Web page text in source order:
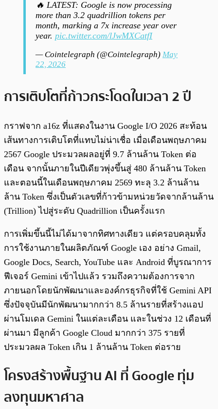
🔥 LATEST: Google is now processing
more than 3.2 quadrillion tokens per
month, marking a 7x increase year over
year. pic.twitter.com/lJwMXCatfI
— Cointelegraph (@Cointelegraph) May
22, 2026
การเติบโตที่ก้าวกระโดดในเวลา 2 ปี
กราฟจาก a16z ที่แสดงในงาน Google I/O 2026 สะท้อน
เส้นทางการเติบโตที่แทบไม่น่าเชื่อ เมื่อเดือนพฤษภาคม
2567 Google ประมวลผลอยู่ที่ 9.7 ล้านล้าน Token ต่อ
เดือน จากนั้นภายในปีเดียวพุ่งขึ้นสู่ 480 ล้านล้าน Token
และตอนนี้ในเดือนพฤษภาคม 2569 ทะลุ 3.2 ล้านล้าน
ล้าน Token ซึ่งเป็นตัวเลขที่ก้าวข้ามหน่วยวัดจากล้านล้าน
(Trillion) ไปสู่ระดับ Quadrillion เป็นครั้งแรก
การเพิ่มขึ้นนี้ไม่ได้มาจากทิศทางเดียว แต่ครอบคลุมทั้ง
การใช้งานภายในผลิตภัณฑ์ Google เอง อย่าง Gmail,
Google Docs, Search, YouTube และ Android ที่บูรณาการ
ฟีเจอร์ Gemini เข้าไปแล้ว รวมถึงความต้องการจาก
ภายนอกโดยนักพัฒนาและองค์กรธุรกิจที่ใช้ Gemini API
ซึ่งปัจจุบันมีนักพัฒนามากกว่า 8.5 ล้านรายที่สร้างแอป
ผ่านโมเดล Gemini ในแต่ละเดือน และในช่วง 12 เดือนที่
ผ่านมา มีลูกค้า Google Cloud มากกว่า 375 รายที่
ประมวลผล Token เกิน 1 ล้านล้าน Token ต่อราย
โครงสร้างพื้นฐาน AI ที่ Google ทุ่ม
ลงทุนมหาศาล